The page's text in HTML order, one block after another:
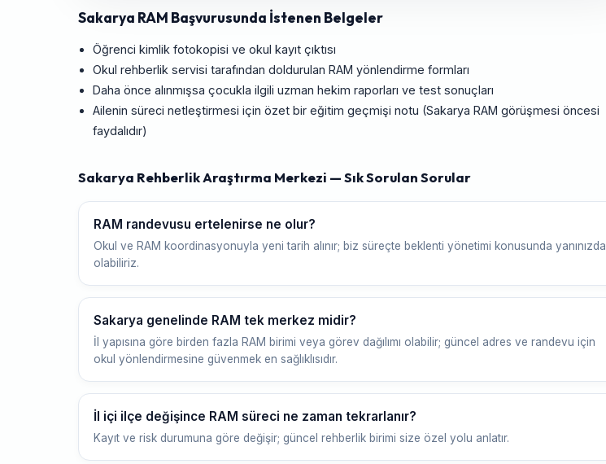
Sakarya RAM Başvurusunda İstenen Belgeler
Öğrenci kimlik fotokopisi ve okul kayıt çıktısı
Okul rehberlik servisi tarafından doldurulan RAM yönlendirme formları
Daha önce alınmışsa çocukla ilgili uzman hekim raporları ve test sonuçları
Ailenin süreci netleştirmesi için özet bir eğitim geçmişi notu (Sakarya RAM görüşmesi öncesi
faydalıdır)
Sakarya Rehberlik Araştırma Merkezi — Sık Sorulan Sorular
RAM randevusu ertelenirse ne olur?
Okul ve RAM koordinasyonuyla yeni tarih alınır; biz süreçte beklenti yönetimi konusunda yanınızda
olabiliriz.
Sakarya genelinde RAM tek merkez midir?
İl yapısına göre birden fazla RAM birimi veya görev dağılımı olabilir; güncel adres ve randevu için
okul yönlendirmesine güvenmek en sağlıklısıdır.
İl içi ilçe değişince RAM süreci ne zaman tekrarlanır?
Kayıt ve risk durumuna göre değişir; güncel rehberlik birimi size özel yolu anlatır.